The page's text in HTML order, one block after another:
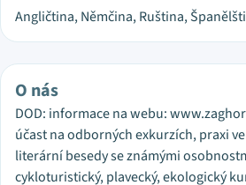
Angličtina, Němčina, Ruština,
O nás
DOD: informace na webu:
účast na odborných exkurzích, praxi
literární besedy se známými
cykloturistický, plavecký, ekologický